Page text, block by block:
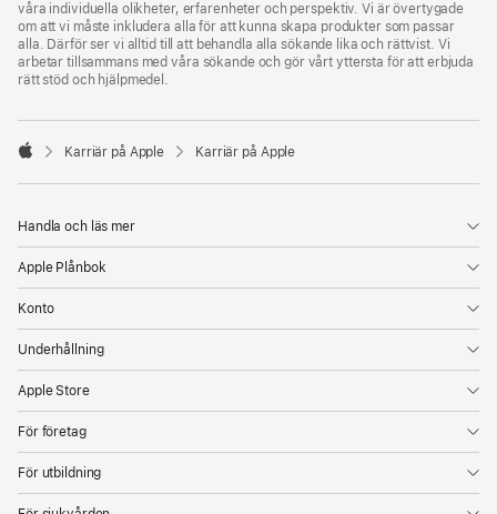
våra individuella olikheter, erfarenheter och perspektiv. Vi är övertygade
om att vi måste inkludera alla för att kunna skapa produkter som passar
alla. Därför ser vi alltid till att behandla alla sökande lika och rättvist. Vi
arbetar tillsammans med våra sökande och gör vårt yttersta för att erbjuda
rätt stöd och hjälpmedel.

Karriär på Apple Karriär på Apple
Handla och läs mer
Apple Plånbok
Konto
Underhållning
Apple Store
För företag
För utbildning